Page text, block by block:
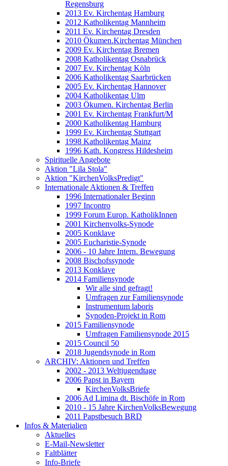
Regensburg
2013 Ev. Kirchentag Hamburg
2012 Katholikentag Mannheim
2011 Ev. Kirchentag Dresden
2010 Ökumen.Kirchentag München
2009 Ev. Kirchentag Bremen
2008 Katholikentag Osnabrück
2007 Ev. Kirchentag Köln
2006 Katholikentag Saarbrücken
2005 Ev. Kirchentag Hannover
2004 Katholikentag Ulm
2003 Ökumen. Kirchentag Berlin
2001 Ev. Kirchentag Frankfurt/M
2000 Katholikentag Hamburg
1999 Ev. Kirchentag Stuttgart
1998 Katholikentag Mainz
1996 Kath. Kongress Hildesheim
Spirituelle Angebote
Aktion "Lila Stola"
Aktion "KirchenVolksPredigt"
Internationale Aktionen & Treffen
1996 Internationaler Beginn
1997 Incontro
1999 Forum Europ. KatholikInnen
2001 Kirchenvolks-Synode
2005 Konklave
2005 Eucharistie-Synode
2006 - 10 Jahre Intern. Bewegung
2008 Bischofssynode
2013 Konklave
2014 Familiensynode
Wir alle sind gefragt!
Umfragen zur Familiensynode
Instrumentum laboris
Synoden-Projekt in Rom
2015 Familiensynode
Umfragen Familiensynode 2015
2015 Council 50
2018 Jugendsynode in Rom
ARCHIV: Aktionen und Treffen
2002 - 2013 Weltjugendtage
2006 Papst in Bayern
KirchenVolksBriefe
2006 Ad Limina dt. Bischöfe in Rom
2010 - 15 Jahre KirchenVolksBewegung
2011 Papstbesuch BRD
Infos & Materialien
Aktuelles
E-Mail-Newsletter
Faltblätter
Info-Briefe